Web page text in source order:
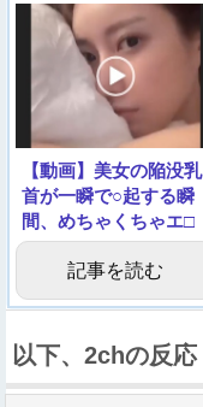
【動画】美女の陥没乳
首が一瞬で○起する瞬
間、めちゃくちゃエ□
い
記事を読む
以下、2chの反応